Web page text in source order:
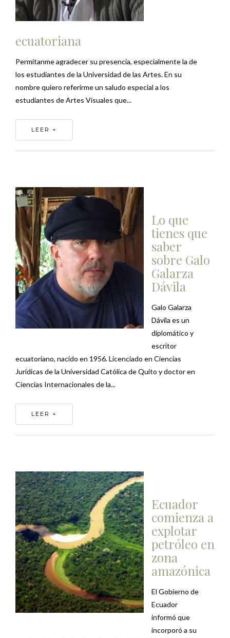
ecuatoriana
Permítanme agradecer su presencia, especialmente la de
los estudiantes de la Universidad de las Artes. En su
nombre quiero referirme un saludo especial a los
estudiantes de Artes Visuales que...
LEER +
Lo que
tienes que
saber
sobre Galo
Galarza
Dávila
Galo Galarza
Dávila es un
diplomático y
escritor
ecuatoriano, nacido en 1956. Licenciado en Ciencias
Jurídicas de la Universidad Católica de Quito y doctor en
Ciencias Internacionales de la...
LEER +
Ecuador
comienza a
explotar
petróleo en
zona
amazónica
El Gobierno de
Ecuador
informó que
incorporó a su